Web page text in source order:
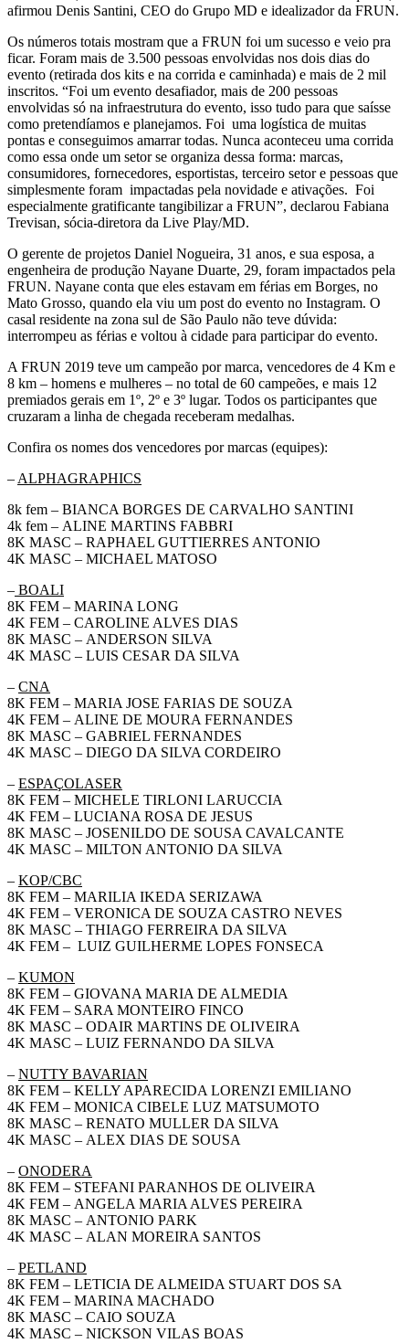
afirmou Denis Santini, CEO do Grupo MD e idealizador da FRUN.
Os números totais mostram que a FRUN foi um sucesso e veio pra
ficar. Foram mais de 3.500 pessoas envolvidas nos dois dias do
evento (retirada dos kits e na corrida e caminhada) e mais de 2 mil
inscritos. “Foi um evento desafiador, mais de 200 pessoas
envolvidas só na infraestrutura do evento, isso tudo para que saísse
como pretendíamos e planejamos. Foi uma logística de muitas
pontas e conseguimos amarrar todas. Nunca aconteceu uma corrida
como essa onde um setor se organiza dessa forma: marcas,
consumidores, fornecedores, esportistas, terceiro setor e pessoas que
simplesmente foram impactadas pela novidade e ativações. Foi
especialmente gratificante tangibilizar a FRUN”, declarou Fabiana
Trevisan, sócia-diretora da Live Play/MD.
O gerente de projetos Daniel Nogueira, 31 anos, e sua esposa, a
engenheira de produção Nayane Duarte, 29, foram impactados pela
FRUN. Nayane conta que eles estavam em férias em Borges, no
Mato Grosso, quando ela viu um post do evento no Instagram. O
casal residente na zona sul de São Paulo não teve dúvida:
interrompeu as férias e voltou à cidade para participar do evento.
A FRUN 2019 teve um campeão por marca, vencedores de 4 Km e
8 km – homens e mulheres – no total de 60 campeões, e mais 12
premiados gerais em 1º, 2º e 3º lugar. Todos os participantes que
cruzaram a linha de chegada receberam medalhas.
Confira os nomes dos vencedores por marcas (equipes):
– ALPHAGRAPHICS
8k fem – BIANCA BORGES DE CARVALHO SANTINI
4k fem – ALINE MARTINS FABBRI
8K MASC – RAPHAEL GUTTIERRES ANTONIO
4K MASC – MICHAEL MATOSO
– BOALI
8K FEM – MARINA LONG
4K FEM – CAROLINE ALVES DIAS
8K MASC – ANDERSON SILVA
4K MASC – LUIS CESAR DA SILVA
– CNA
8K FEM – MARIA JOSE FARIAS DE SOUZA
4K FEM – ALINE DE MOURA FERNANDES
8K MASC – GABRIEL FERNANDES
4K MASC – DIEGO DA SILVA CORDEIRO
– ESPAÇOLASER
8K FEM – MICHELE TIRLONI LARUCCIA
4K FEM – LUCIANA ROSA DE JESUS
8K MASC – JOSENILDO DE SOUSA CAVALCANTE
4K MASC – MILTON ANTONIO DA SILVA
– KOP/CBC
8K FEM – MARILIA IKEDA SERIZAWA
4K FEM – VERONICA DE SOUZA CASTRO NEVES
8K MASC – THIAGO FERREIRA DA SILVA
4K FEM – LUIZ GUILHERME LOPES FONSECA
– KUMON
8K FEM – GIOVANA MARIA DE ALMEDIA
4K FEM – SARA MONTEIRO FINCO
8K MASC – ODAIR MARTINS DE OLIVEIRA
4K MASC – LUIZ FERNANDO DA SILVA
– NUTTY BAVARIAN
8K FEM – KELLY APARECIDA LORENZI EMILIANO
4K FEM – MONICA CIBELE LUZ MATSUMOTO
8K MASC – RENATO MULLER DA SILVA
4K MASC – ALEX DIAS DE SOUSA
– ONODERA
8K FEM – STEFANI PARANHOS DE OLIVEIRA
4K FEM – ANGELA MARIA ALVES PEREIRA
8K MASC – ANTONIO PARK
4K MASC – ALAN MOREIRA SANTOS
– PETLAND
8K FEM – LETICIA DE ALMEIDA STUART DOS SA
4K FEM – MARINA MACHADO
8K MASC – CAIO SOUZA
4K MASC – NICKSON VILAS BOAS